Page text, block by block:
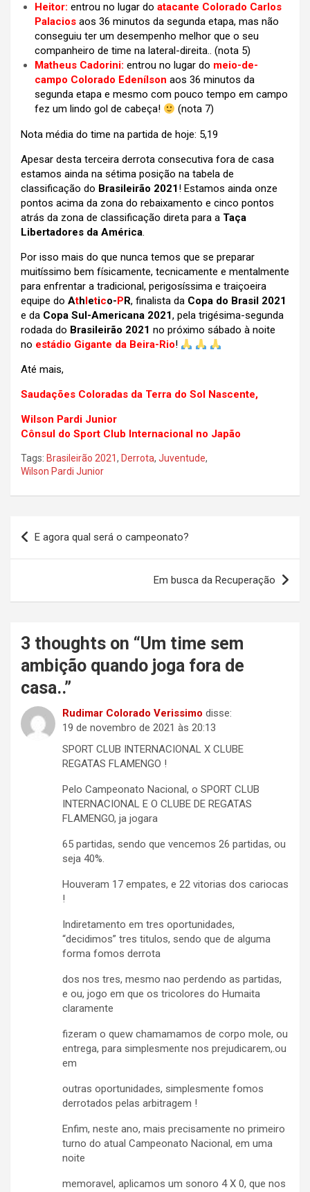
Heitor: entrou no lugar do atacante Colorado Carlos
Palacios aos 36 minutos da segunda etapa, mas não
conseguiu ter um desempenho melhor que o seu
companheiro de time na lateral-direita.. (nota 5)
Matheus Cadorini: entrou no lugar do meio-de-
campo Colorado Edenílson aos 36 minutos da
segunda etapa e mesmo com pouco tempo em campo
fez um lindo gol de cabeça!
(nota 7)
Nota média do time na partida de hoje: 5,19
Apesar desta terceira derrota consecutiva fora de casa
estamos ainda na sétima posição na tabela de
classificação do Brasileirão 2021! Estamos ainda onze
pontos acima da zona do rebaixamento e cinco pontos
atrás da zona de classificação direta para a Taça
Libertadores da América.
Por isso mais do que nunca temos que se preparar
muitíssimo bem físicamente, tecnicamente e mentalmente
para enfrentar a tradicional, perigosíssima e traiçoeira
equipe do Athletico-PR, finalista da Copa do Brasil 2021
e da Copa Sul-Americana 2021, pela trigésima-segunda
rodada do Brasileirão 2021 no próximo sábado à noite
no estádio Gigante da Beira-Rio!
Até mais,
Saudações Coloradas da Terra do Sol Nascente,
Wilson Pardi Junior
Cônsul do Sport Club Internacional no Japão
Tags: Brasileirão 2021, Derrota, Juventude,
Wilson Pardi Junior
Navegação
de
E agora qual será o campeonato?
Em busca da Recuperação
3 thoughts on “Um time sem
ambição quando joga fora de
casa..”
Rudimar Colorado Verissimo disse:
19 de novembro de 2021 às 20:13
SPORT CLUB INTERNACIONAL X CLUBE
REGATAS FLAMENGO !
Pelo Campeonato Nacional, o SPORT CLUB
INTERNACIONAL E O CLUBE DE REGATAS
FLAMENGO, ja jogara
65 partidas, sendo que vencemos 26 partidas, ou
seja 40%.
Houveram 17 empates, e 22 vitorias dos cariocas
!
Indiretamento em tres oportunidades,
“decidimos” tres titulos, sendo que de alguma
forma fomos derrota
dos nos tres, mesmo nao perdendo as partidas,
e ou, jogo em que os tricolores do Humaita
claramente
fizeram o quew chamamamos de corpo mole, ou
entrega, para simplesmente nos prejudicarem,.ou
em
outras oportunidades, simplesmente fomos
derrotados pelas arbitragem !
Enfim, neste ano, mais precisamente no primeiro
turno do atual Campeonato Nacional, em uma
noite
memoravel, aplicamos um sonoro 4 X 0, que nos